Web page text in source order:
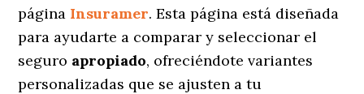
página Insuramer. Esta página está diseñada
para ayudarte a comparar y seleccionar el
seguro apropiado, ofreciéndote variantes
personalizadas que se ajusten a tu